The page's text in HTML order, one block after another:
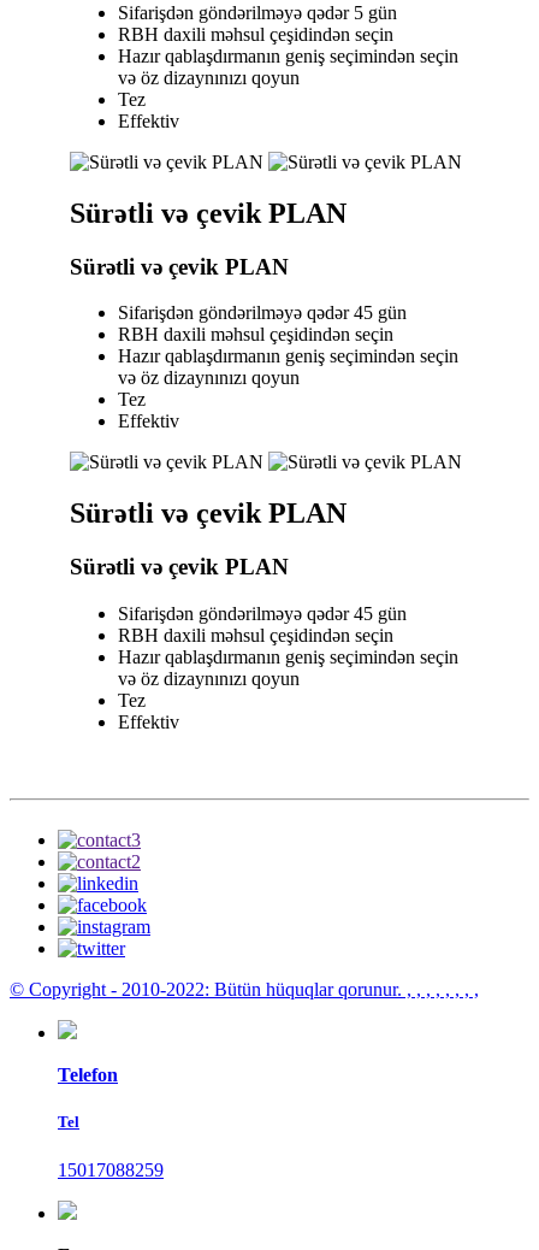
Sifarişdən göndərilməyə qədər 5 gün
RBH daxili məhsul çeşidindən seçin
Hazır qablaşdırmanın geniş seçimindən seçin
və öz dizaynınızı qoyun
Tez
Effektiv
Sürətli və çevik PLAN
Sürətli və çevik PLAN
Sifarişdən göndərilməyə qədər 45 gün
RBH daxili məhsul çeşidindən seçin
Hazır qablaşdırmanın geniş seçimindən seçin
və öz dizaynınızı qoyun
Tez
Effektiv
Sürətli və çevik PLAN
Sürətli və çevik PLAN
Sifarişdən göndərilməyə qədər 45 gün
RBH daxili məhsul çeşidindən seçin
Hazır qablaşdırmanın geniş seçimindən seçin
və öz dizaynınızı qoyun
Tez
Effektiv
© Copyright - 2010-2022: Bütün hüquqlar qorunur. , , , , , , , ,
Telefon
Tel
15017088259